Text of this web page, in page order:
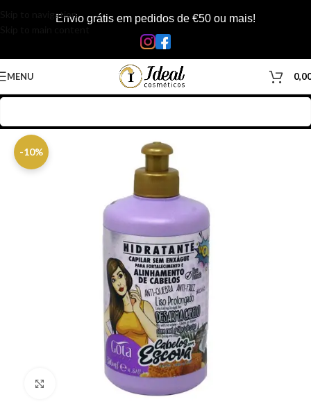
Skip to navigationEnvio grátis em pedidos de €50 ou mais!
MENU
-10%
Clique para ampliar